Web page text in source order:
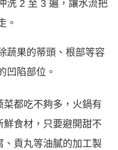
洗 2 至 3 遍，讓水流把
。
蔬果的蒂頭、根部等容
凹陷部位。
都吃不夠多，火鍋有
食材，只要避開甜不
貢丸等油膩的加工製